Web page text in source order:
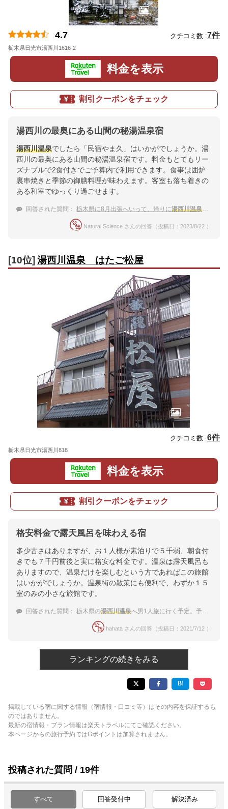
4.7 クチコミ数 :7件
栃木県日光市湯西川1616-2
料金を表示
割引クーポンをチェック
湯西川の最奥にある山間の秘湯温泉宿
湯西川温泉でしたら「民宿やま久」はいかがでしょうか。湯
西川の最奥にある山間の秘湯温泉宿です。料金もとてもリー
ズナブルで2食付きでご予算内で利用できます。食事は囲炉
裏串焼きと季節の御膳料理が味わえます。客室も落ち着きの
ある和室でゆっくり過ごせます。
回答された質問： 栃木県に8月出張へいって、帰りに湯西川温泉
Natural Science さんの回答（投稿日：2023/8/22 ）
[10位]湯西川温泉 はたご松屋
クチコミ数 :6件
栃木県日光市湯西川818
料金を表示
割引クーポンをチェック
格安料金で露天風呂を味わえる宿
多少古さはありますが、お１人様が素泊りで５千弱、朝食付
きでも７千円前後と実に格安な料金です。温泉は露天風呂も
ありますので、温泉だけを楽しむという方であればこの旅館
はいかがでしょうか。温泉街の散策にも便利で、わずか１５
室のみの小さな旅館です。
回答された質問： 栃木県の湯西川温泉へ男1人旅に行く予定。予算1泊7,000円以下で温泉宿を探し中。
hahata さんの回答（投稿日：2021/7/12 ）
ランキングの続きをみる
掲載している宿に関する情報（宿情報・口コミ等）はその内容を保証するも
のではありません。
最新の宿情報・プラン情報は楽天トラベルにてご確認ください。
本ページからの旅行予約ではGポイントは加算されません。
投稿された質問 / 19件
すべて 回答受付中 解決済み